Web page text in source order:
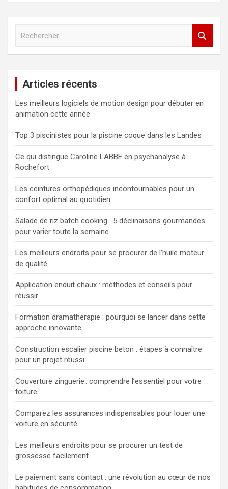
c
h
e
r
Articles récents
Les meilleurs logiciels de motion design pour débuter en
animation cette année
Top 3 piscinistes pour la piscine coque dans les Landes
Ce qui distingue Caroline LABBE en psychanalyse à
Rochefort
Les ceintures orthopédiques incontournables pour un
confort optimal au quotidien
Salade de riz batch cooking : 5 déclinaisons gourmandes
pour varier toute la semaine
Les meilleurs endroits pour se procurer de l’huile moteur
de qualité
Application enduit chaux : méthodes et conseils pour
réussir
Formation dramatherapie : pourquoi se lancer dans cette
approche innovante
Construction escalier piscine beton : étapes à connaître
pour un projet réussi
Couverture zinguerie : comprendre l’essentiel pour votre
toiture
Comparez les assurances indispensables pour louer une
voiture en sécurité.
Les meilleurs endroits pour se procurer un test de
grossesse facilement
Le paiement sans contact : une révolution au cœur de nos